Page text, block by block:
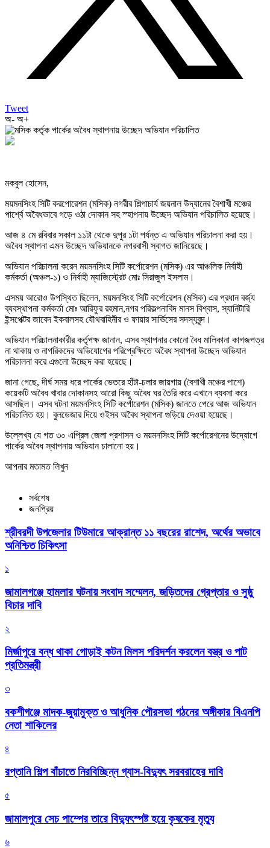
Tweet
অ- অ+
মকবুল হোসেন,
ময়মনসিংহ সিটি করপোরেশন (মসিক) নগরীর শিল্পাচার্য জয়নাল উদ্যানের বৈশাখী মঞ্চের
পার্শ্বে অবৈধভাবে গড়ে ওঠা দোকান সহ স্হাপনায় উচ্ছেদ অভিযান পরিচালিত হয়েছে।
আজ ৪ মে রবিবার সকাল ১১টা থেকে দুপুর ১টা পর্যন্ত এ অভিযান পরিচালনা করা হয়।
অবৈধ স্থাপনা এমন উচ্ছেদ অভিযানকে নগরবাসী স্বাগত জানিয়েছে।
অভিযান পরিচালনা করেন ময়মনসিংহ সিটি কর্পোরেশন (মসিক) এর আঞ্চলিক নির্বাহী
কর্মকর্তা (অঞ্চল-১) ও নির্বাহী ম্যাজিস্ট্রেট মোঃ সিরাজুল ইসলাম।
এসময় আরোও উপস্থিত ছিলেন, ময়মনসিংহ সিটি কর্পোরেশন (মসিক) এর প্রধান বর্জ্য
ব্যবস্থাপনা কর্মকর্তা মোঃ আরিফুর রহমান,নগর পরিকল্পনাবিদ মানস বিশ্বাস, স্যানিটারি
ইন্সপেক্টর জাবেদ ইকবালসহ যৌথবাহিনীর ও ফায়ার সার্ভিসের সদস্যবৃন্দ।
অভিযান পরিচালনাকারীর কর্তৃপক্ষ জানান, এসব স্থাপনার কোনো বৈধ মালিকানা কাগজপত্র
না থাকায় ও নাগরিকদের অভিযোগের পরিপ্রেক্ষিতে অবৈধ স্থাপনা উচ্ছেদ অভিযান
পরিচালনা করে এগুলো উচ্ছেদ করা হয়েছে।
জানা গেছে, দীর্ঘ সময় ধরে পার্কের ভেতরে হাঁটা-চলার জায়গায় (বৈশাখী মঞ্চের পাশে)
কয়েকটি অবৈধ খাবার দোকানসহ আরো কিছু অবৈধ ঘর তৈরি করে এখানে ব্যবসা করে
আসছিল। এসব ঘটনা ময়মনসিংহ সিটি কর্পোরেশন (মসিক) জানতে পেরে আজ অভিযান
পরিচালিত হয়। বুলডেজার দিয়ে ওইসব অবৈধ স্থাপনা গুড়িয়ে দেওয়া হয়েছে।
উল্লেখ্য যে গত ৩০ এপ্রিল জেলা প্রশাসন ও ময়মনসিংহ সিটি কর্পোরেশনের উদ্যোগে
পার্কের অবৈধ স্থাপনায় অভিযান চালানো হয়।
আপনার মতামত লিখুন
সর্বশেষ
জনপ্রিয়
শ্রীবরদী উপজেলার টিউমারে আক্রান্ত ১১ বছরের রাশেদ, অর্থের অভাবে
অনিশ্চিত চিকিৎসা
১
জামালগঞ্জে হামলার ঘটনায় সংবাদ সম্মেলন, জড়িতদের গ্রেপ্তার ও সুষ্ঠু
বিচার দাবি
২
মির্জাপুরে বন্ধ থাকা গোড়াই কটন মিলস পরিদর্শন করলেন বস্ত্র ও পাট
প্রতিমন্ত্রী
৩
বকশীগঞ্জে মাদক-জুয়ামুক্ত ও আধুনিক পৌরসভা গঠনের অঙ্গীকার বিএনপি
নেতা শাকিলের
৪
রপ্তানি শিল্প বাঁচাতে নিরবিচ্ছিন্ন গ্যাস-বিদ্যুৎ সরবরাহের দাবি
৫
জামালপুরে সেচ পাম্পের তারে বিদ্যুৎস্পষ্ট হয়ে কৃষকের মৃত্যু
৬